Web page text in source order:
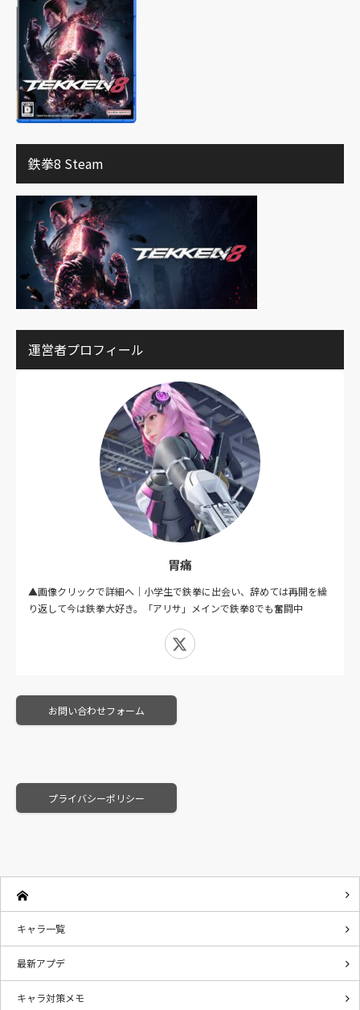
鉄拳8 Steam
運営者プロフィール
胃痛
▲画像クリックで詳細へ｜小学生で鉄拳に出会い、辞めては再開を繰
り返して今は鉄拳大好き。「アリサ」メインで鉄拳8でも奮闘中
X
お問い合わせフォーム
プライバシーポリシー
キャラ一覧
最新アプデ
キャラ対策メモ